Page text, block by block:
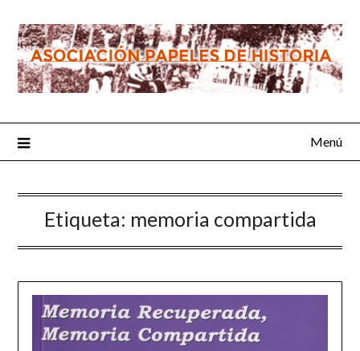
contenido
Menú
Etiqueta: memoria compartida